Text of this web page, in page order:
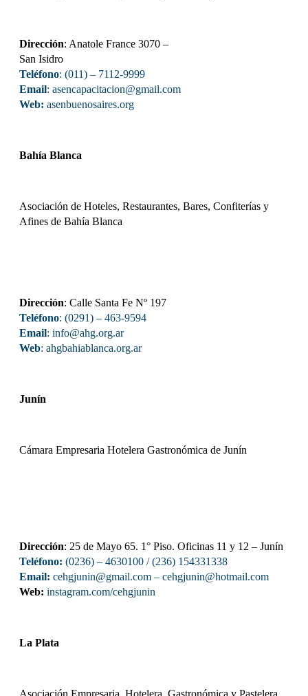
Dirección: Anatole France 3070 –
San Isidro
Teléfono: (011) – 7112-9999
Email: asencapacitacion@gmail.com
Web: asenbuenosaires.org
Bahía Blanca
Asociación de Hoteles, Restaurantes, Bares, Confiterías y
Afines de Bahía Blanca
Dirección: Calle Santa Fe Nº 197
Teléfono: (0291) – 463-9594
Email: info@ahg.org.ar
Web: ahgbahiablanca.org.ar
Junín
Cámara Empresaria Hotelera Gastronómica de Junín
Dirección: 25 de Mayo 65. 1° Piso. Oficinas 11 y 12 – Junín
Teléfono: (0236) – 4630100 / (236) 154331338
Email: cehgjunin@gmail.com – cehgjunin@hotmail.com
Web: instagram.com/cehgjunin
La Plata